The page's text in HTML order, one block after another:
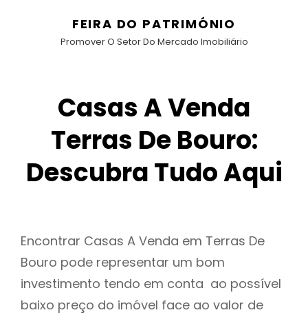
FEIRA DO PATRIMÓNIO
Promover O Setor Do Mercado Imobiliário
Casas A Venda
Terras De Bouro:
Descubra Tudo Aqui
Encontrar Casas A Venda em Terras De
Bouro pode representar um bom
investimento tendo em conta ao possível
baixo preço do imóvel face ao valor de